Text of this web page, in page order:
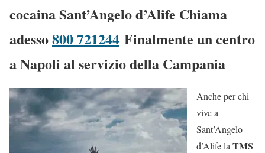
cocaina Sant’Angelo d’Alife Chiama
adesso800 721244 Finalmente un centro
a Napoli al servizio della Campania
Anche per chi
vive a
Sant’Angelo
d’Alife la TMS